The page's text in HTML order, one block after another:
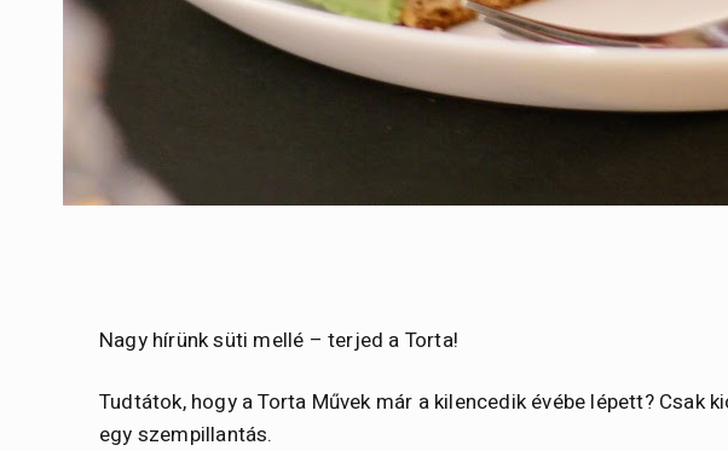
Nagy hírünk süti mellé – terjed a Torta!
Tudtátok, hogy a Torta Művek már a kilencedik évébe lépett? Csak
egy szempillantás.